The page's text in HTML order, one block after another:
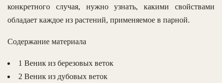
конкретного случая, нужно узнать, какими свойствами
обладает каждое из растений, применяемое в парной.
Содержание материала
1 Веник из березовых веток
2 Веник из дубовых веток